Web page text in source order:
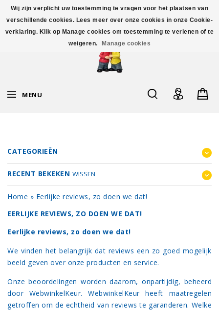
MENU
CATEGORIEËN
RECENT BEKEKEN WISSEN
Home » Eerlijke reviews, zo doen we dat!
EERLIJKE REVIEWS, ZO DOEN WE DAT!
Eerlijke reviews, zo doen we dat!
We vinden het belangrijk dat reviews een zo goed mogelijk
beeld geven over onze producten en service.
Onze beoordelingen worden daarom, onpartijdig, beheerd
door WebwinkelKeur. WebwinkelKeur heeft maatregelen
getroffen om de echtheid van reviews te garanderen. Welke
Wij zijn verplicht uw toestemming te vragen voor het plaatsen van
verschillende cookies. Lees meer over onze cookies in onze Cookie-
verklaring. Klik op Manage cookies om toestemming te verlenen of te
weigeren.
Manage cookies